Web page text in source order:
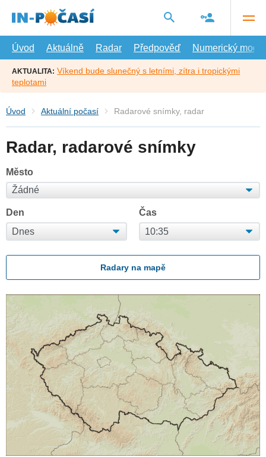
hlavní
Úvod
Aktuálně Radar Předpověď Numerický model
AKTUALITA: Víkend bude slunečný s letními, zítra i tropickými
teplotami
Úvod Aktuální počasí Radarové snímky, radar
Radar, radarové snímky
Město
Den Čas
Radary na mapě